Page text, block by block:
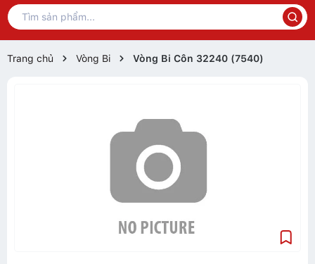
Trang chủ Vòng Bi Vòng Bi Côn 32240 (7540)